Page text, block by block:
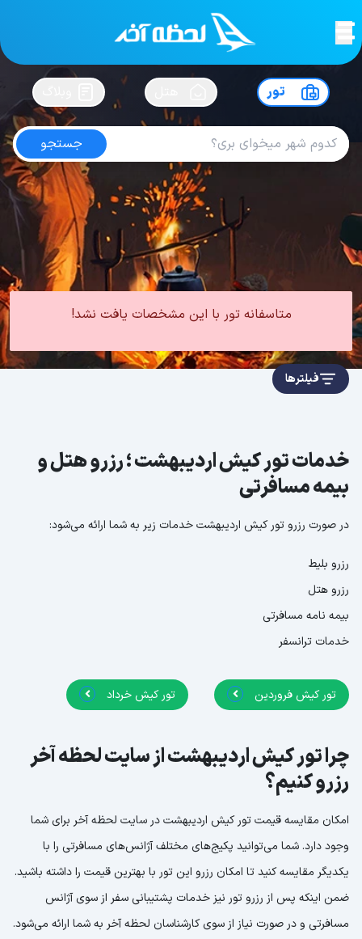
لحظه آخرسفرت رو بساز !
تور
جستجو
تور کیش اردیبهشت
4.7 از5| از100 کاربر
تور داخلی تور کیش
تور کیش بهار
متاسفانه تور با این مشخصات یافت نشد!
فیلترها
خدمات تور کیش اردیبهشت ؛ رزرو هتل و
بیمه مسافرتی
در صورت رزرو تور کیش اردیبهشت خدمات زیر به شما ارائه می‌شود:
رزرو بلیط
رزرو هتل
بیمه نامه مسافرتی
خدمات ترانسفر
تور کیش فروردین تور کیش خرداد
چرا تور کیش اردیبهشت از سایت لحظه آخر
رزرو کنیم؟
امکان مقایسه قیمت تور کیش اردیبهشت در سایت لحظه آخر برای شما
وجود دارد. شما می‌توانید پکیج‌های مختلف آژانس‌های مسافرتی را با
یکدیگر مقایسه کنید تا امکان رزرو این تور با بهترین قیمت را داشته باشید.
ضمن اینکه پس از رزرو تور نیز خدمات پشتیبانی سفر از سوی آژانس
مسافرتی و در صورت نیاز از سوی کارشناسان لحظه آخر به شما ارائه می‌شود.